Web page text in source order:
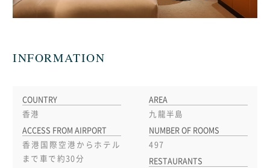
INFORMATION
COUNTRY
香港
ACCESS FROM AIRPORT
香港国際空港からホテル
まで車で約30分
AREA
九龍半島
NUMBER OF ROOMS
497
RESTAURANTS